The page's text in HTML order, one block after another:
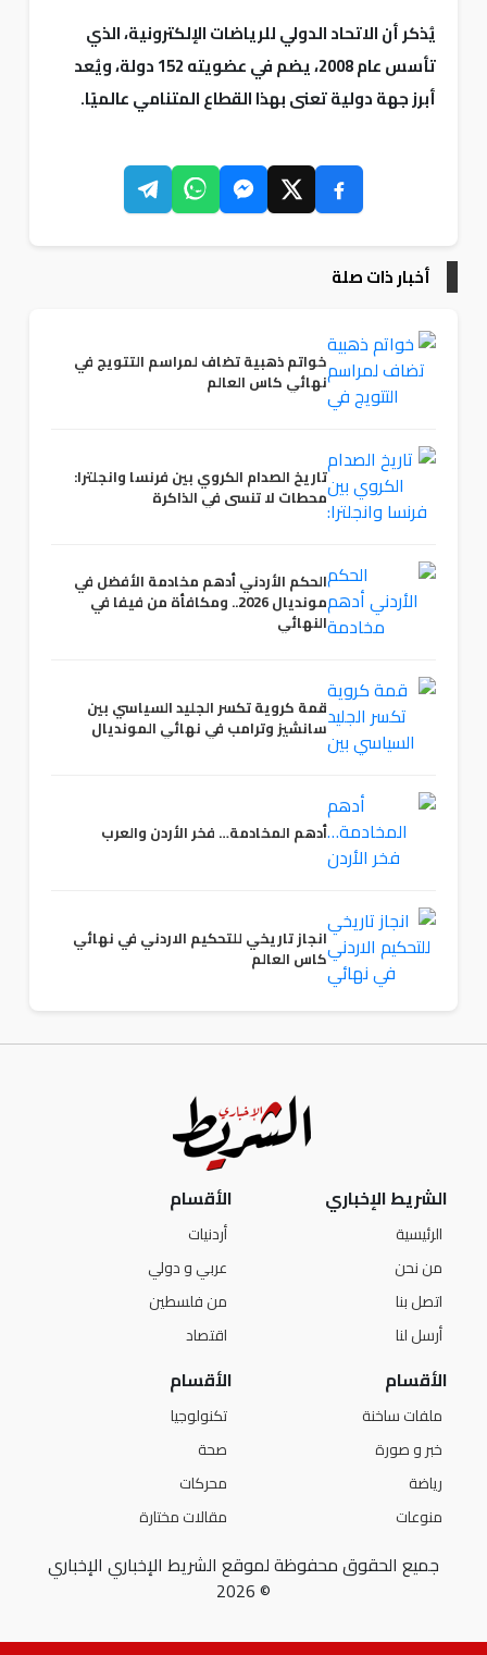
يُذكر أن الاتحاد الدولي للرياضات الإلكترونية، الذي
تأسس عام 2008، يضم في عضويته 152 دولة، ويُعد
أبرز جهة دولية تعنى بهذا القطاع المتنامي عالميًا.
أخبار ذات صلة
خواتم ذهبية تضاف لمراسم التتويج في
نهائي كاس العالم
تاريخ الصدام الكروي بين فرنسا وانجلترا:
محطات لا تنسى في الذاكرة
الحكم الأردني أدهم مخادمة الأفضل في
مونديال 2026.. ومكافأة من فيفا في
النهائي
قمة كروية تكسر الجليد السياسي بين
سانشيز وترامب في نهائي المونديال
أدهم المخادمة… فخر الأردن والعرب
انجاز تاريخي للتحكيم الاردني في نهائي
كاس العالم
الشريط الإخباري
الرئيسية
من نحن
اتصل بنا
أرسل لنا
الأقسام
أردنيات
عربي و دولي
من فلسطين
اقتصاد
الأقسام
ملفات ساخنة
خبر و صورة
رياضة
منوعات
الأقسام
تكنولوجيا
صحة
محركات
مقالات مختارة
جميع الحقوق محفوظة لموقع الشريط الإخباري الإخباري
© 2026